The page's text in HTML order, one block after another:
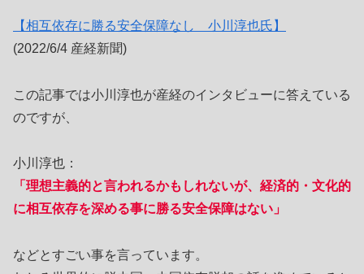
【相互依存に勝る安全保障なし 小川淳也氏】
(2022/6/4 産経新聞)
この記事では小川淳也が産経のインタビューに答えている
のですが、
小川淳也：
「理想主義的と言われるかもしれないが、経済的・文化的
に相互依存を深める事に勝る安全保障はない」
などとすごい事を言っています。